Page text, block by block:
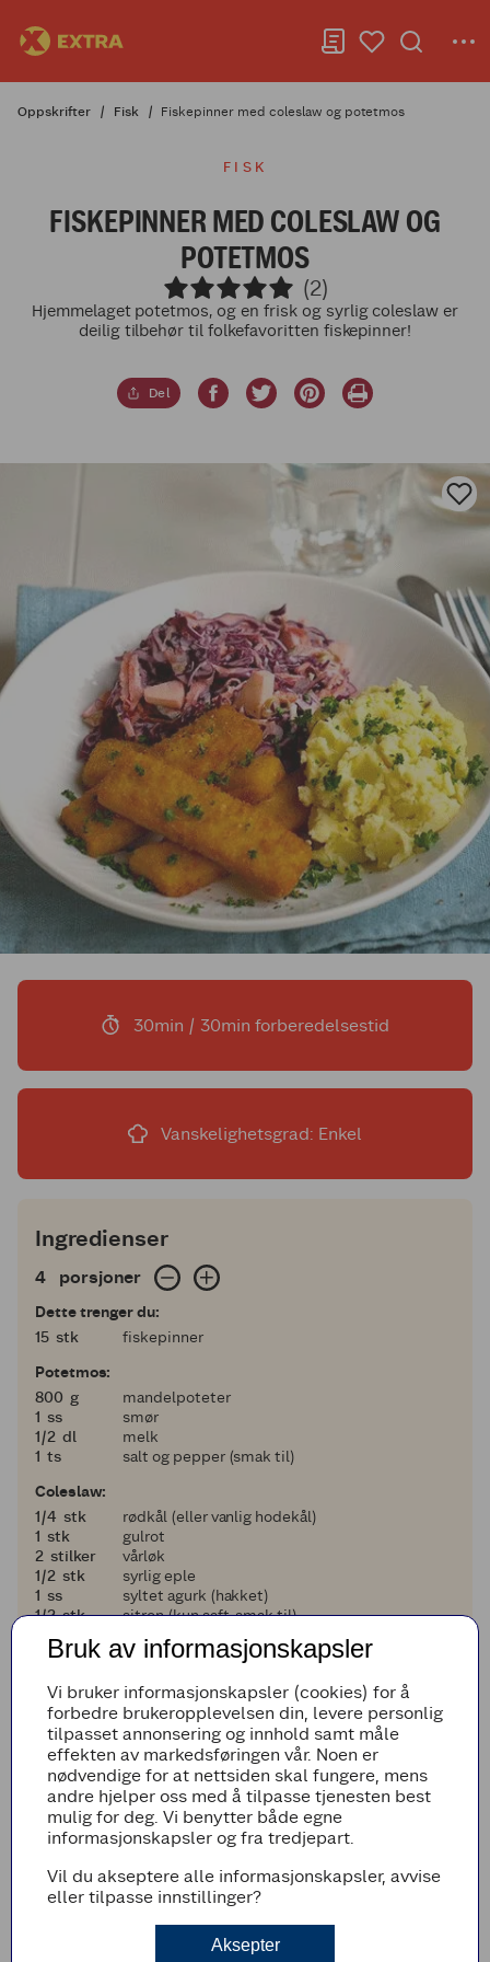
Oppskrifter Fisk Fiskepinner med coleslaw og potetmos
FISK
FISKEPINNER MED COLESLAW OG
POTETMOS
(2)
Hjemmelaget potetmos, og en frisk og syrlig coleslaw er
deilig tilbehør til folkefavoritten fiskepinner!
Del
30min / 30min forberedelsestid
Vanskelighetsgrad: Enkel
Ingredienser
4 porsjoner
4 porsjoner
Dette trenger du:
15
15 stk
fiskepinner
Potetmos:
800
800 g
mandelpoteter
11 ss
smør
en halv
1/2 dl
melk
11 ts
salt og pepper (smak til)
Coleslaw:
en fjerdedel
1/4 stk
rødkål (eller vanlig hodekål)
11 stk
gulrot
2
2 stilker
vårløk
en halv
1/2 stk
syrlig eple
11 ss
syltet agurk (hakket)
en halv
1/2 stk
sitron (kun saft, smak til)
ss
créme fraiche
ss
majones
en halv
1/2 ts salt og pepper (smak til)
Legg til i handleliste
Fremgangsmetode
Tilbered fiskepinnene som anvist på pakken.
POTETMOS
Bruk av informasjonskapsler
Vi bruker informasjonskapsler (cookies) for å
forbedre brukeropplevelsen din, levere personlig
tilpasset annonsering og innhold samt måle
effekten av markedsføringen vår. Noen er
nødvendige for at nettsiden skal fungere, mens
andre hjelper oss med å tilpasse tjenesten best
mulig for deg. Vi benytter både egne
informasjonskapsler og fra tredjepart.
Vil du akseptere alle informasjonskapsler, avvise
eller tilpasse innstillinger?
Aksepter